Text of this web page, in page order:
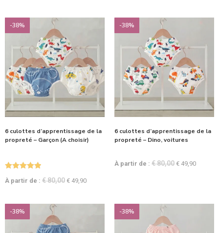
-38%
6 culottes d’apprentissage de la
propreté – Garçon (A choisir)
sur 5
À partir de : €80,00 € 49,90
-38%
6 culottes d’apprentissage de la
propreté – Dino, voitures
À partir de : €80,00 € 49,90
-38% -38%